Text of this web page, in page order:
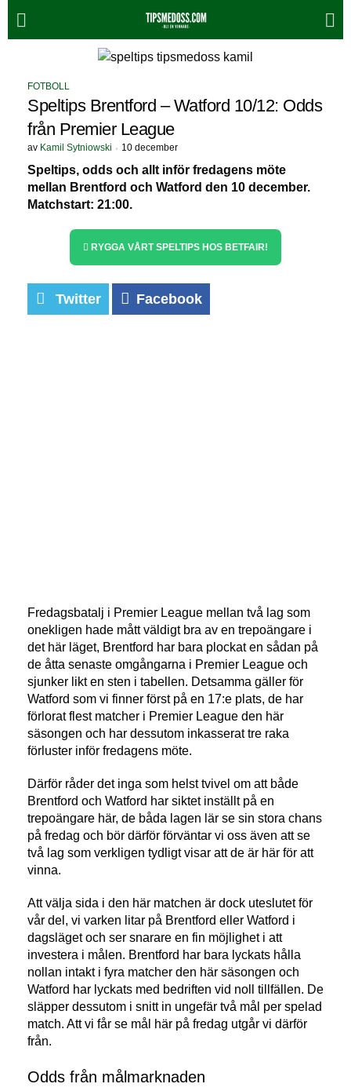
FOTBOLL
Speltips Brentford – Watford 10/12: Odds
från Premier League
av Kamil Sytniowski 10 december
Speltips, odds och allt inför fredagens möte
mellan Brentford och Watford den 10 december.
Matchstart: 21:00.
RYGGA VÅRT SPELTIPS HOS BETFAIR!
Twitter Facebook
Fredagsbatalj i Premier League mellan två lag som
onekligen hade mått väldigt bra av en trepoängare i
det här läget, Brentford har bara plockat en sådan på
de åtta senaste omgångarna i Premier League och
sjunker likt en sten i tabellen. Detsamma gäller för
Watford som vi finner först på en 17:e plats, de har
förlorat flest matcher i Premier League den här
säsongen och har dessutom inkasserat tre raka
förluster inför fredagens möte.
Därför råder det inga som helst tvivel om att både
Brentford och Watford har siktet inställt på en
trepoängare här, de båda lagen lär se sin stora chans
på fredag och bör därför förväntar vi oss även att se
två lag som verkligen tydligt visar att de är här för att
vinna.
Att välja sida i den här matchen är dock uteslutet för
vår del, vi varken litar på Brentford eller Watford i
dagsläget och ser snarare en fin möjlighet i att
investera i målen. Brentford har bara lyckats hålla
nollan intakt i fyra matcher den här säsongen och
Watford har lyckats med bedriften vid noll tillfällen. De
släpper dessutom i snitt in ungefär två mål per spelad
match. Att vi får se mål här på fredag utgår vi därför
från.
Odds från målmarknaden